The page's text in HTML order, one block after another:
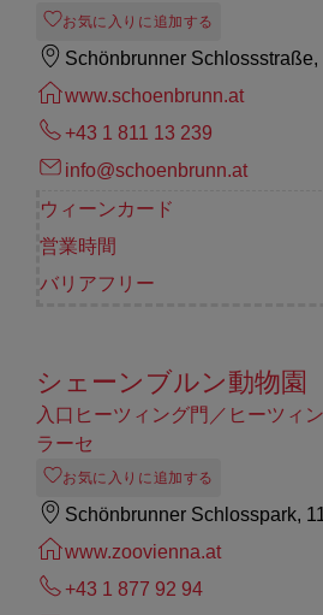
お気に入りに追加する
Schönbrunner Schlossstraße,
www.schoenbrunn.at
+43 1 811 13 239
info@schoenbrunn.at
ウィーンカード
営業時間
バリアフリー
シェーンブルン動物園
入口ヒーツィング門／ヒーツィ
ラーセ
お気に入りに追加する
Schönbrunner Schlosspark,
www.zoovienna.at
+43 1 877 92 94